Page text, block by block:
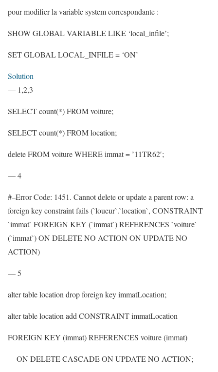
pour modifier la variable system correspondante :
SHOW GLOBAL VARIABLE LIKE ‘local_infile’;
SET GLOBAL LOCAL_INFILE = ‘ON’
Solution
— 1,2,3
SELECT count(*) FROM voiture;
SELECT count(*) FROM location;
delete FROM voiture WHERE immat = ’11TR62′;
— 4
#–Error Code: 1451. Cannot delete or update a parent row: a
foreign key constraint fails (`loueur`.`location`, CONSTRAINT
`immat` FOREIGN KEY (`immat`) REFERENCES `voiture`
(`immat`) ON DELETE NO ACTION ON UPDATE NO
ACTION)
— 5
alter table location drop foreign key immatLocation;
alter table location add CONSTRAINT immatLocation
FOREIGN KEY (immat) REFERENCES voiture (immat)
ON DELETE CASCADE ON UPDATE NO ACTION;